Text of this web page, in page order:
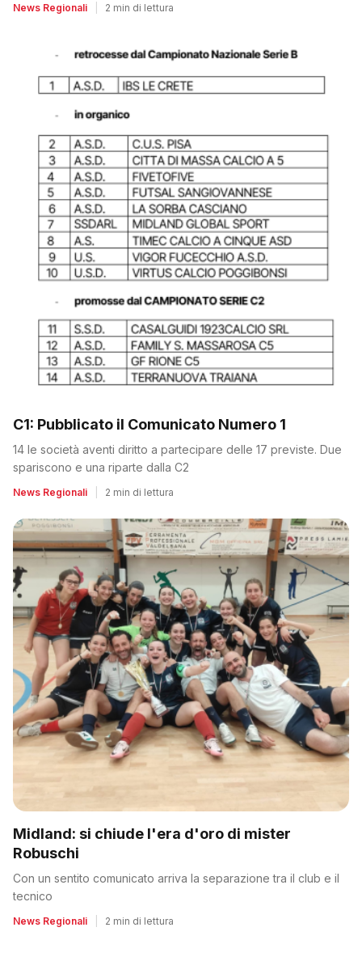
News Regionali 2 min di lettura
C1: Pubblicato il Comunicato Numero 1
14 le società aventi diritto a partecipare delle 17 previste. Due
spariscono e una riparte dalla C2
News Regionali 2 min di lettura
Midland: si chiude l'era d'oro di mister
Robuschi
Con un sentito comunicato arriva la separazione tra il club e il
tecnico
News Regionali 2 min di lettura